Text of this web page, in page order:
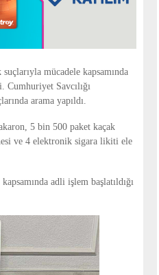
mücadele kapsamında
Savcılığı
arama yapıldı.
5 bin 500 paket kaçak
ve 4 elektronik sigara likiti ele
adli işlem başlatıldığı